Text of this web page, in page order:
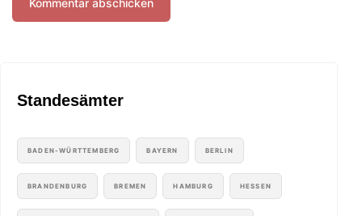
Standesämter
BADEN-WÜRTTEMBERG BAYERN BERLIN
BRANDENBURG BREMEN HAMBURG HESSEN